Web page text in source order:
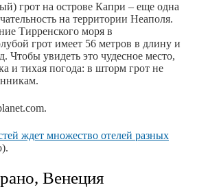
грот на острове Капри – еще одна
на территории Неаполя.
Тирренского моря в
грот имеет 56 метров в длину и
Чтобы увидеть это чудесное место,
и тихая погода: в шторм грот не
ждет множество отелей разных
Венеция